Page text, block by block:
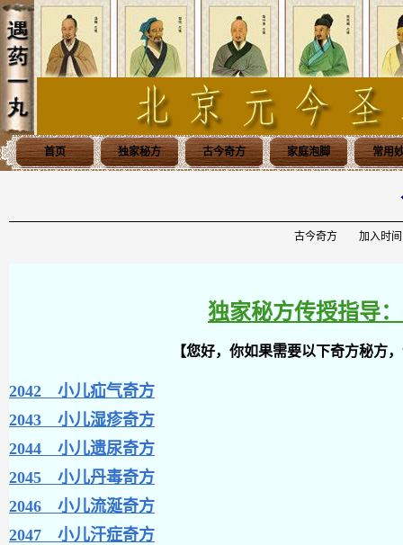
首页 独家秘方 古今奇方 家庭泡脚 常用
古今奇方 加入时
独家秘方传授指导
【您好，你如果需要以下奇方秘方
2042 小儿疝气奇方
2043 小儿湿疹奇方
2044 小儿遗尿奇方
2045 小儿丹毒奇方
2046 小儿流涎奇方
2047 小儿汗症奇方